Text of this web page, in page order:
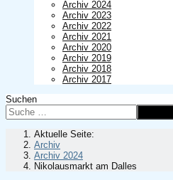
Archiv 2024
Archiv 2023
Archiv 2022
Archiv 2021
Archiv 2020
Archiv 2019
Archiv 2018
Archiv 2017
Suchen
Aktuelle Seite:
Archiv
Archiv 2024
Nikolausmarkt am Dalles